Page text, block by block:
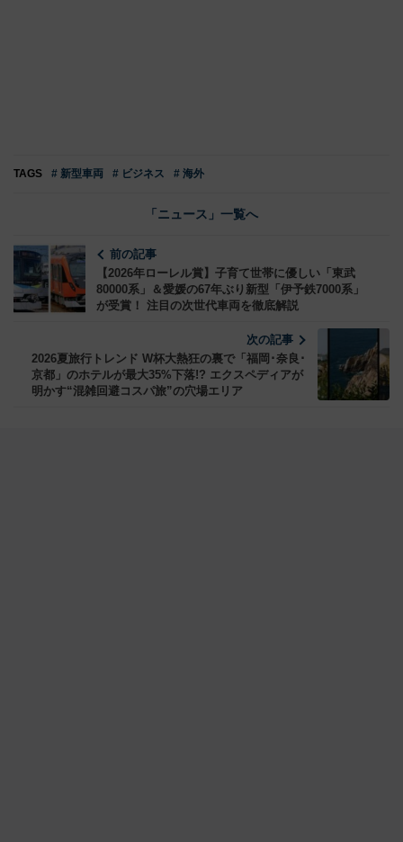
TAGS # 新型車両 # ビジネス # 海外
「ニュース」一覧へ
前の記事
【2026年ローレル賞】子育て世帯に優しい「東武
80000系」＆愛媛の67年ぶり新型「伊予鉄7000系」
が受賞！ 注目の次世代車両を徹底解説
次の記事
2026夏旅行トレンド W杯大熱狂の裏で「福岡･奈良･
京都」のホテルが最大35%下落!? エクスペディアが
明かす“混雑回避コスパ旅”の穴場エリア